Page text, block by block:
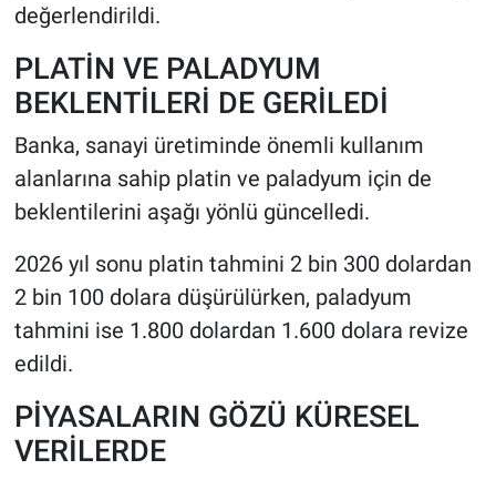
değerlendirildi.
PLATİN VE PALADYUM
BEKLENTİLERİ DE GERİLEDİ
Banka, sanayi üretiminde önemli kullanım
alanlarına sahip platin ve paladyum için de
beklentilerini aşağı yönlü güncelledi.
2026 yıl sonu platin tahmini 2 bin 300 dolardan
2 bin 100 dolara düşürülürken, paladyum
tahmini ise 1.800 dolardan 1.600 dolara revize
edildi.
PİYASALARIN GÖZÜ KÜRESEL
VERİLERDE